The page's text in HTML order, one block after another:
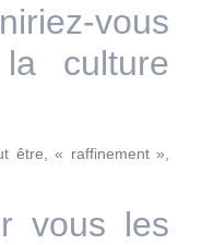
vous
culture
être, « raffinement »,
vous les